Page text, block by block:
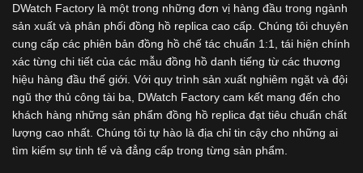
DWatch Factory là một trong những đơn vị hàng đầu trong ngành
sản xuất và phân phối đồng hồ replica cao cấp. Chúng tôi chuyên
cung cấp các phiên bản đồng hồ chế tác chuẩn 1:1, tái hiện chính
xác từng chi tiết của các mẫu đồng hồ danh tiếng từ các thương
hiệu hàng đầu thế giới. Với quy trình sản xuất nghiêm ngặt và đội
ngũ thợ thủ công tài ba, DWatch Factory cam kết mang đến cho
khách hàng những sản phẩm đồng hồ replica đạt tiêu chuẩn chất
lượng cao nhất. Chúng tôi tự hào là địa chỉ tin cậy cho những ai
tìm kiếm sự tinh tế và đẳng cấp trong từng sản phẩm.